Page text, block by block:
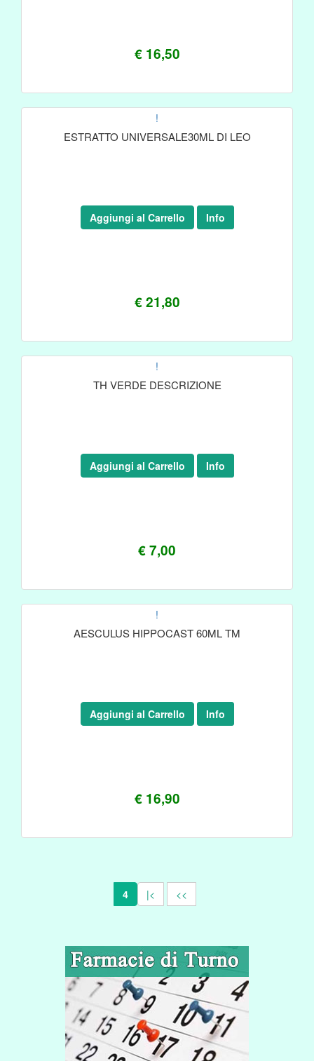
€ 16,50
!
ESTRATTO UNIVERSALE30ML DI LEO
€ 21,80
Aggiungi al Carrello Info
!
TH VERDE DESCRIZIONE
€ 7,00
Aggiungi al Carrello Info
!
AESCULUS HIPPOCAST 60ML TM
€ 16,90
Aggiungi al Carrello Info
|< <<
4